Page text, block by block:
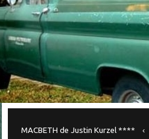
MACBETH de Justin Kurzel ****